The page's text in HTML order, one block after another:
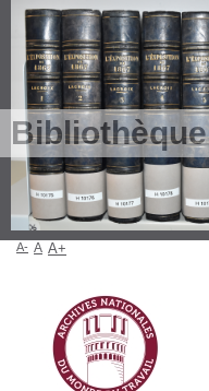
A- A A+